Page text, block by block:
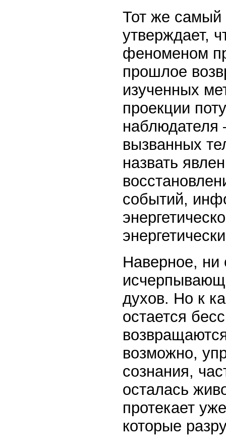
Тот же самый
утверждает,
феноменом
прошлое
изученных
проекции
наблюдателя
вызванных
назвать
событий,
Наверное, ни
духов. Но к
остается
возможно,
сознания,
осталась
протекает
которые